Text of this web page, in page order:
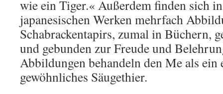
wie ein Tiger.« Außerdem finden sich
japanesischen Werken mehrfach
Schabrackentapirs, zumal in Büchern,
und gebunden zur Freude und
Abbildungen behandeln den Me als ein
gewöhnliches Säugethier.